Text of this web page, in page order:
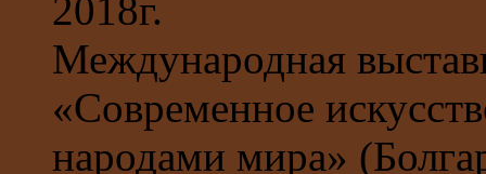
2018г.
Международная
«Современное
народами мира»